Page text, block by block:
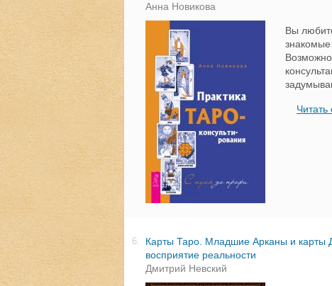
Анна Новикова
Вы
знакомые
Читать
6.
Карты Таро. Младшие Арканы и карты
восприятие реальности
Дмитрий Невский